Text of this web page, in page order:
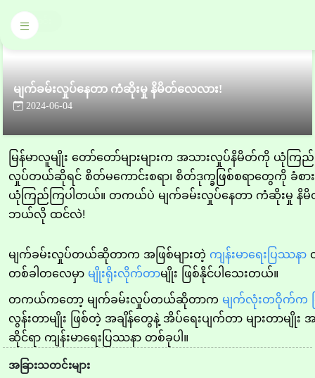
သတင်း
မျက်ခမ်းလှုပ်နေတာ ကံဆိုးမှု နိမိတ်လေလား!
2024-06-04
မြန်မာလူမျိုး တော်တော်များများက အသားလှုပ်နိမိတ်ကို ယုံက
လှုပ်တယ်ဆိုရင် စိတ်မကောင်းစရာ၊ စိတ်ဒုက္ခဖြစ်စရာတွေကို
ယုံကြည်ကြပါတယ်။ တကယ်ပဲ မျက်ခမ်းလှုပ်နေတာ ကံဆိုးမှု နိမိတ်
ဘယ်လို ထင်လဲ!
မျက်ခမ်းလှုပ်တယ်ဆိုတာက အဖြစ်များတဲ့ ကျန်းမာရေးပြဿနာ
တစ်ခါတလေမှာ မျိုးရိုးလိုက်တာမျိုး ဖြစ်နိုင်ပါသေးတယ်။
တကယ်ကတော့ မျက်ခမ်းလှုပ်တယ်ဆိုတာက မျက်လုံးတဝိုက်က
လွန်းတာမျိုး ဖြစ်တဲ့ အချိန်တွေနဲ့ အိပ်ရေးပျက်တာ များတာမျိုး
ဆိုင်ရာ ကျန်းမာရေးပြဿနာ တစ်ခုပါ။
အခြားသတင်းများ